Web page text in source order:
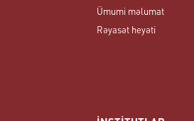
Ümumi məlumat
Rəyasət heyəti